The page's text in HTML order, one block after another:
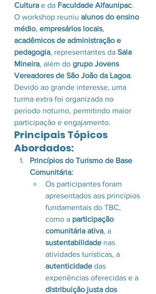
Cultura e da Faculdade Alfaunipac.
O workshop reuniu alunos do ensino
médio, empresários locais,
acadêmicos de administração e
pedagogia, representantes da Sala
Mineira, além do grupo Jovens
Vereadores de São João da Lagoa.
Devido ao grande interesse, uma
turma extra foi organizada no
período noturno, permitindo maior
participação e engajamento.
Principais Tópicos
Abordados:
Princípios do Turismo de Base
Comunitária:
Os participantes foram
apresentados aos princípios
fundamentais do TBC,
como a participação
comunitária ativa, a
sustentabilidade nas
atividades turísticas, a
autenticidade das
experiências oferecidas e a
distribuição justa dos